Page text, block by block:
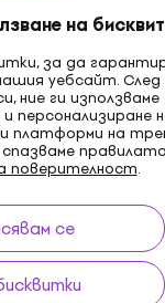
на
за да
уебсайт.
ние ги използваме
персонализиране
платформи на
поверителност.
се